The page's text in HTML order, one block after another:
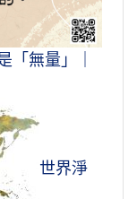
「無量」｜
世界淨